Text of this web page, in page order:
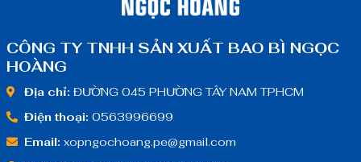
CÔNG TY TNHH SẢN XUẤT BAO BÌ NGỌC
HOÀNG
Địa chỉ: ĐƯỜNG 045 PHƯỜNG TÂY NAM TPHCM
Điện thoại: 0563996699
Email: xopngochoang.pe@gmail.com